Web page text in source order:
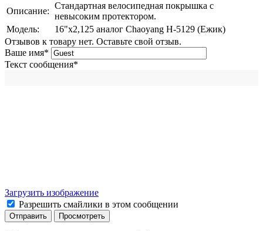
Описание:
Стандартная велосипедная покрышка с
невысоким протектором.
Модель:
16"х2,125 аналог Chaoyang Н-5129 (Ежик)
Отзывов к товару нет. Оставьте свой отзыв.
Ваше имя*
Текст сообщения*
Загрузить изображение
Разрешить смайлики в этом сообщении